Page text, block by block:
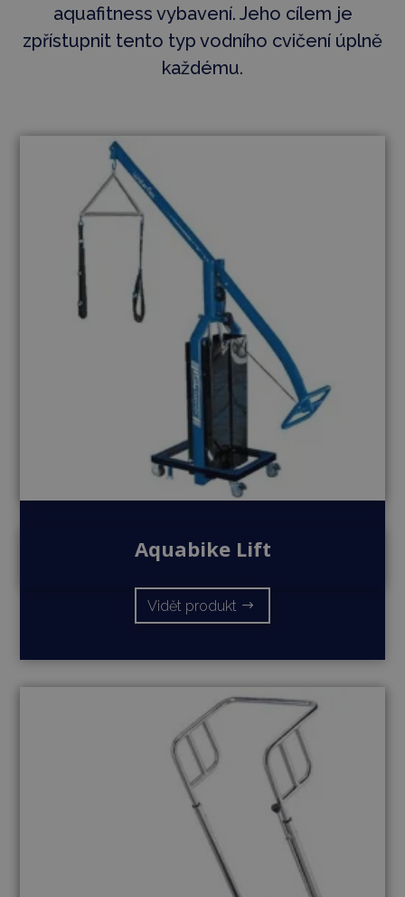
aquafitness vybavení. Jeho cílem je
zpřístupnit tento typ vodního cvičení úplně
každému.
Aquabike Lift
Vidět produkt